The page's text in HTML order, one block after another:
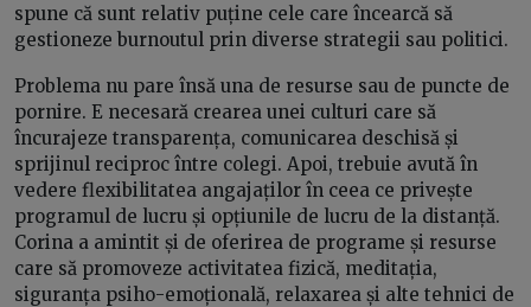
spune că sunt relativ puține cele care încearcă să
gestioneze burnoutul prin diverse strategii sau politici.
Problema nu pare însă una de resurse sau de puncte de
pornire. E necesară crearea unei culturi care să
încurajeze transparența, comunicarea deschisă și
sprijinul reciproc între colegi. Apoi, trebuie avută în
vedere flexibilitatea angajaților în ceea ce privește
programul de lucru și opțiunile de lucru de la distanță.
Corina a amintit și de oferirea de programe și resurse
care să promoveze activitatea fizică, meditația,
siguranța psiho-emoțională, relaxarea și alte tehnici de